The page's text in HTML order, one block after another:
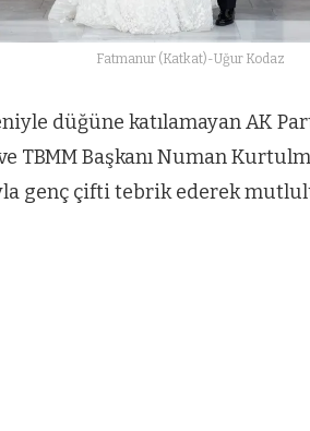
Fatmanur (Katkat)-Uğur Kodaz
düğüne katılamayan AK
TBMM Başkanı Numan
genç çifti tebrik ederek